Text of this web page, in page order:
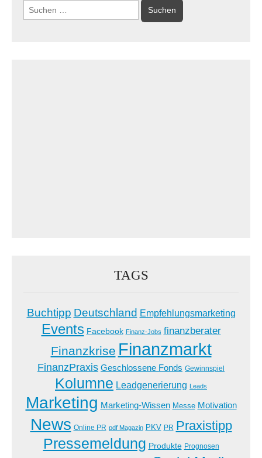
Suchen
nach:
TAGS
Buchtipp Deutschland Empfehlungsmarketing
Events Facebook Finanz-Jobs finanzberater
Finanzkrise Finanzmarkt
FinanzPraxis Geschlossene Fonds Gewinnspiel
Kolumne Leadgenerierung Leads
Marketing Marketing-Wissen Messe Motivation
News Online PR pdf Magazin PKV PR Praxistipp
Pressemeldung Produkte Prognosen